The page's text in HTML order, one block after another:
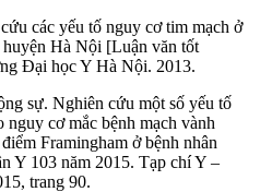
các yếu tố nguy cơ tim mạch ở
Hà Nội [Luận văn tốt
Đại học Y Hà Nội. 2013.
sự. Nghiên cứu một số yếu tố
cơ mắc bệnh mạch vành
Framingham ở bệnh nhân
Y 103 năm 2015. Tạp chí Y –
trang 90.